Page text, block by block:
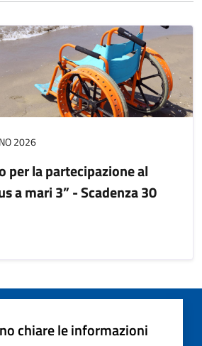
2026
per la partecipazione al
a mari 3” - Scadenza 30
chiare le informazioni